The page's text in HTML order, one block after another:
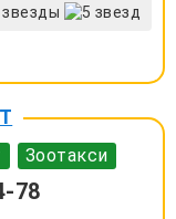
Зоотакси
78